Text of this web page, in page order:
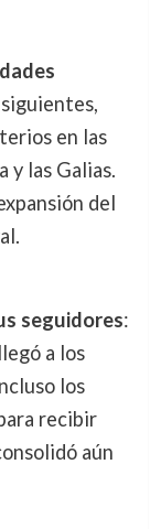
en las
y las Galias.
del
seguidores:
a los
los
recibir
aún